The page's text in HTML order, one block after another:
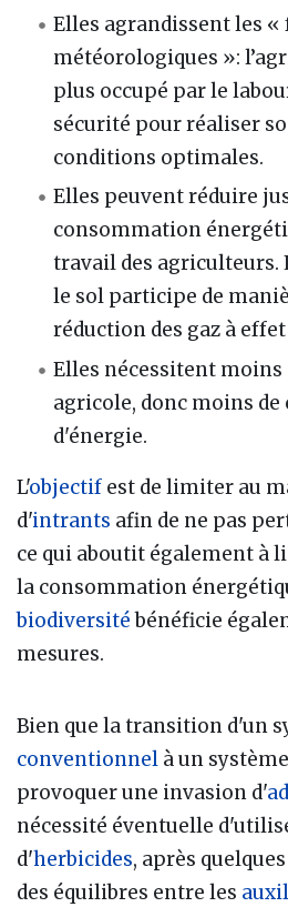
Elles agrandissent les «
météorologiques »:
plus occupé par le
sécurité pour réaliser
conditions optimales.
Elles peuvent réduire
consommation
travail des agriculteurs.
le sol participe de
réduction des gaz à effet
Elles nécessitent
agricole, donc moins de
d'énergie.
L'objectif est de limiter au
d'intrants afin de ne pas
ce qui aboutit également à
la consommation
biodiversitébénéficie
mesures.
Bien que la transition d'un
conventionnel à un système
provoquer une invasion d'
nécessité éventuelle
d'herbicides, après
des équilibres entre les